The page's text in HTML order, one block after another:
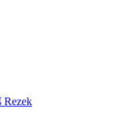
Rezek